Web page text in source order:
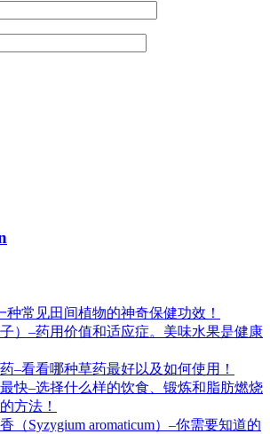
种常见田间植物的神奇保健功效！
）–药用价值和适应症。美味水果是健康
–看看哪种草药最好以及如何使用！
快–选择什么样的饮食、锻炼和脂肪燃烧
方法！
（Syzygium aromaticum）–你需要知道的